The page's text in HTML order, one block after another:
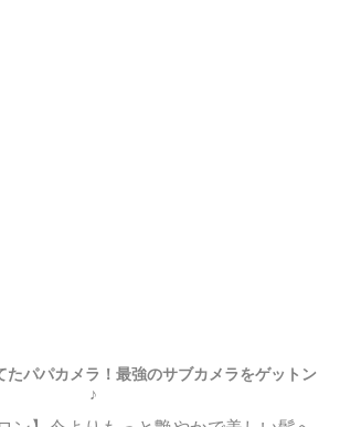
たパパカメラ！最強のサブカメラをゲットン
♪